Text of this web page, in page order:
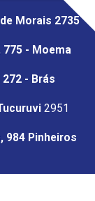
Morais 2735
775 - Moema
- Brás
2951
984 Pinheiros